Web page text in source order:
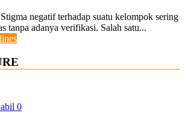
negatif terhadap suatu kelompok sering
tanpa adanya verifikasi. Salah satu...
0